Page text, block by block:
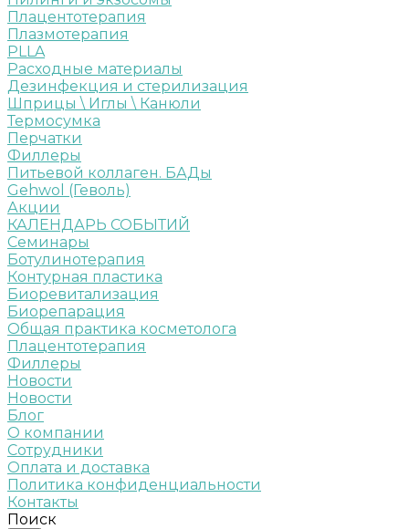
Плацентотерапия
Плазмотерапия
PLLA
Расходные материалы
Дезинфекция и стерилизация
Шприцы \ Иглы \ Канюли
Термосумка
Перчатки
Филлеры
Питьевой коллаген. БАДы
Gehwol (Геволь)
Акции
КАЛЕНДАРЬ СОБЫТИЙ
Семинары
Ботулинотерапия
Контурная пластика
Биоревитализация
Биорепарация
Общая практика косметолога
Плацентотерапия
Филлеры
Новости
Новости
Блог
О компании
Сотрудники
Оплата и доставка
Политика конфиденциальности
Контакты
Поиск